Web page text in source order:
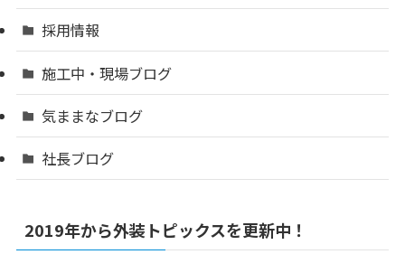
採用情報
施工中・現場ブログ
気ままなブログ
社長ブログ
2019年から外装トピックスを更新中！